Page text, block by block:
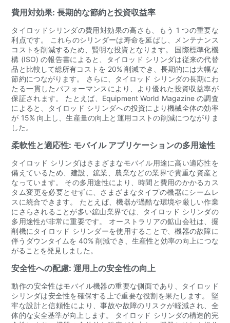
費用対効果: 長期的な節約と投資収益率
タイロッドシリンダの費用対効果の高さも、もう 1 つの重要な
利点です。 これらのシリンダーは寿命を延ばし、メンテナンス
コストを削減するため、賢明な投資となります。 国際標準化機
構 (ISO) の報告書によると、タイロッド シリンダは従来の代替
品と比較して総所有コストを 20% 削減でき、長期的には大幅な
節約につながります。 さらに、タイロッド シリンダの長期にわ
たる一貫したパフォーマンスにより、より優れた投資収益率が
保証されます。 たとえば、Equipment World Magazine の調査
によると、タイロッド シリンダへの投資により機械全体の効率
が 15% 向上し、生産量の向上と運用コストの削減につながりま
した。
柔軟性と適応性: モバイル アプリケーションの多用途性
タイロッド シリンダはさまざまなモバイル用途に高い適応性を
備えているため、建設、鉱業、農業などの業界で貴重な資産と
なっています。 その多用途性により、時間と費用のかかるカス
タム変更を必要とせずに、さまざまなタイプの機器にシームレ
スに統合できます。 たとえば、機器が過酷な環境や厳しい作業
にさらされることが多い鉱山業界では、タイロッド シリンダの
多用途性が非常に重要です。 オーストラリアの鉱山会社は、掘
削機にタイロッド シリンダーを使用することで、機器の故障に
伴うダウンタイムを 40% 削減でき、生産性と効率の向上につな
がることを発見しました。
安全性への配慮: 運用上の安全性の向上
動作の安全性はモバイル機器の重要な側面であり、タイロッド
シリンダは安全性を確保する上で重要な役割を果たします。 堅
牢な設計と信頼性により、事故や故障のリスクが軽減され、全
体的な安全基準が向上します。 タイロッド シリンダの構造的完